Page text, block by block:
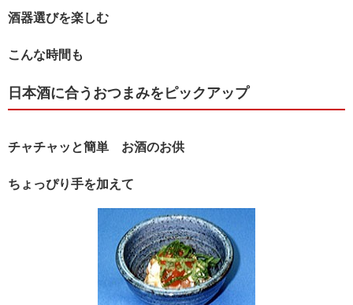
酒器選びを楽しむ
こんな時間も
日本酒に合うおつまみをピックアップ
チャチャッと簡単 お酒のお供
ちょっぴり手を加えて